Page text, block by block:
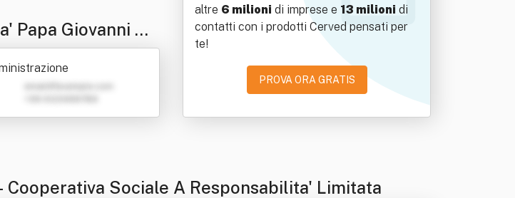
Papa Giovanni Xx
A Responsabili
altre 6 milioni di imprese e 13 milioni di
contatti con i prodotti Cerved pensati per
te!
PROVA ORA GRATIS
Cooperativa Sociale A Responsabilita' Limitata